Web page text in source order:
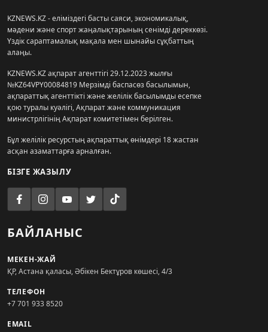
KZNEWS.KZ - еліміздегі басты саяси, экономикалық,
мәдени және спорт жаңалықтарының сенімді дереккөзі.
Үздік сараптамалық мақала мен шынайы сұқбаттың
алаңы.
KZNEWS.KZ ақпарат агенттігі 29.12.2023 жылғы
№KZ64VPY00084819 Мерзімді баспасөз басылымын,
ақпараттық агенттікті және желілік басылымды есепке
қою туралы куәлігі, Ақпарат және коммуникация
министрлігінің Ақпарат комитетімен берілген.
Бұл желілік ресурстың ақпараттық өнімдері 18 жастан
асқан азаматтарға арналған.
БІЗГЕ ЖАЗЫЛУ
БАЙЛАНЫС
МЕКЕН-ЖАЙ
ҚР, Астана қаласы, Әбікен Бектұров көшесі, 4/3
ТЕЛЕФОН
+7 701 933 8520
EMAIL